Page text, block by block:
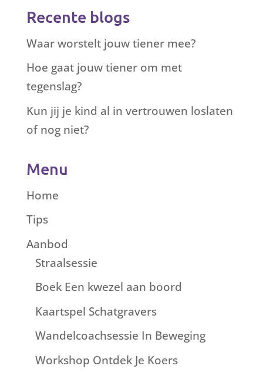
Recente blogs
Waar worstelt jouw tiener mee?
Hoe gaat jouw tiener om met
tegenslag?
Kun jij je kind al in vertrouwen loslaten
of nog niet?
Menu
Home
Tips
Aanbod
Straalsessie
Boek Een kwezel aan boord
Kaartspel Schatgravers
Wandelcoachsessie In Beweging
Workshop Ontdek Je Koers